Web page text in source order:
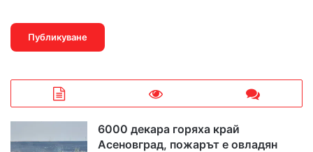
6000 декара горяха край
Асеновград, пожарът е овладян